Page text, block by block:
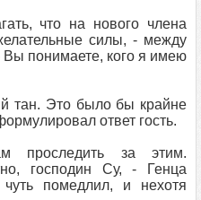
что на нового члена
силы, - между
понимаете, кого я имею
тан. Это было бы крайне
ответ гость.
проследить за этим.
господин Су, - Генца
помедлил, и нехотя